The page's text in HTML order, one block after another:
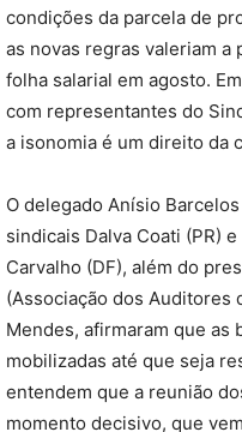
condições da parcela de
as novas regras valeriam
folha salarial em agosto.
com representantes do
a isonomia é um direito da
O delegado Anísio
sindicais Dalva Coati (PR)
Carvalho (DF), além do
(Associação dos Auditores
Mendes, afirmaram que as
mobilizadas até que seja
entendem que a reunião
momento decisivo, que